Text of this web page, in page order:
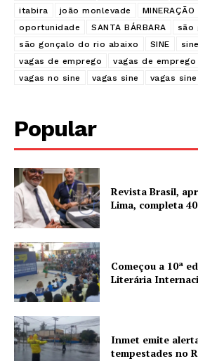
itabira
joão monlevade MINERAÇÃO
oportunidade
SANTA BÁRBARA
são
são gonçalo do rio abaixo
SINE
vagas de emprego
vagas de
vagas no sine
vagas sine vagas
Popular
Revista Brasil,
Lima, completa
Começou a 10ª
Literária
Inmet emite
tempestades no